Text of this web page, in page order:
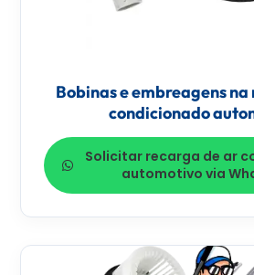
Bobinas e embreagens
condicionado
Solicitar recarga de ar
automotivo via